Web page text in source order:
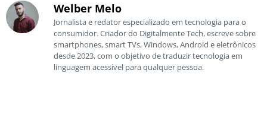
Welber Melo
Jornalista e redator especializado em tecnologia para o
consumidor. Criador do Digitalmente Tech, escreve sobre
smartphones, smart TVs, Windows, Android e eletrônicos
desde 2023, com o objetivo de traduzir tecnologia em
linguagem acessível para qualquer pessoa.